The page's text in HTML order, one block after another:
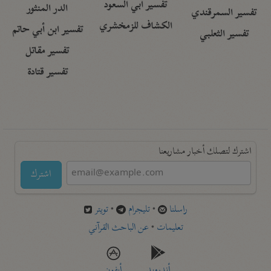
تفسير السمرقندي
تفسير الثعلبي
تفسير أبي السعود
الكشاف للزمخشري
الدر المنثور
تفسير ابن أبي حاتم
تفسير مقاتل
تفسير قتادة
اشترك لتصلك أخبار مشاريعنا
اشترك
راسلنا •تليجرام •تويتر
تعليمات •عن الباحث القرآني